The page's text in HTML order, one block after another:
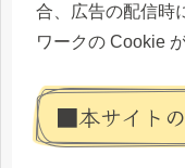
合、広告の配信時
ワークの Cookie
■本サイト